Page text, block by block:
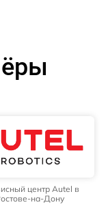
центр Autel в
на-Дону